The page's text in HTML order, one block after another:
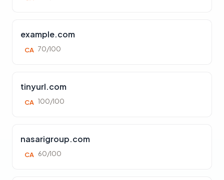
example.com
CA 70/100
tinyurl.com
CA 100/100
nasarigroup.com
CA 60/100